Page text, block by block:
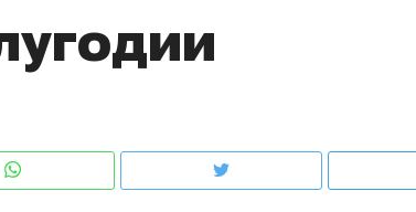
клиентах и чудных запросах мастеров